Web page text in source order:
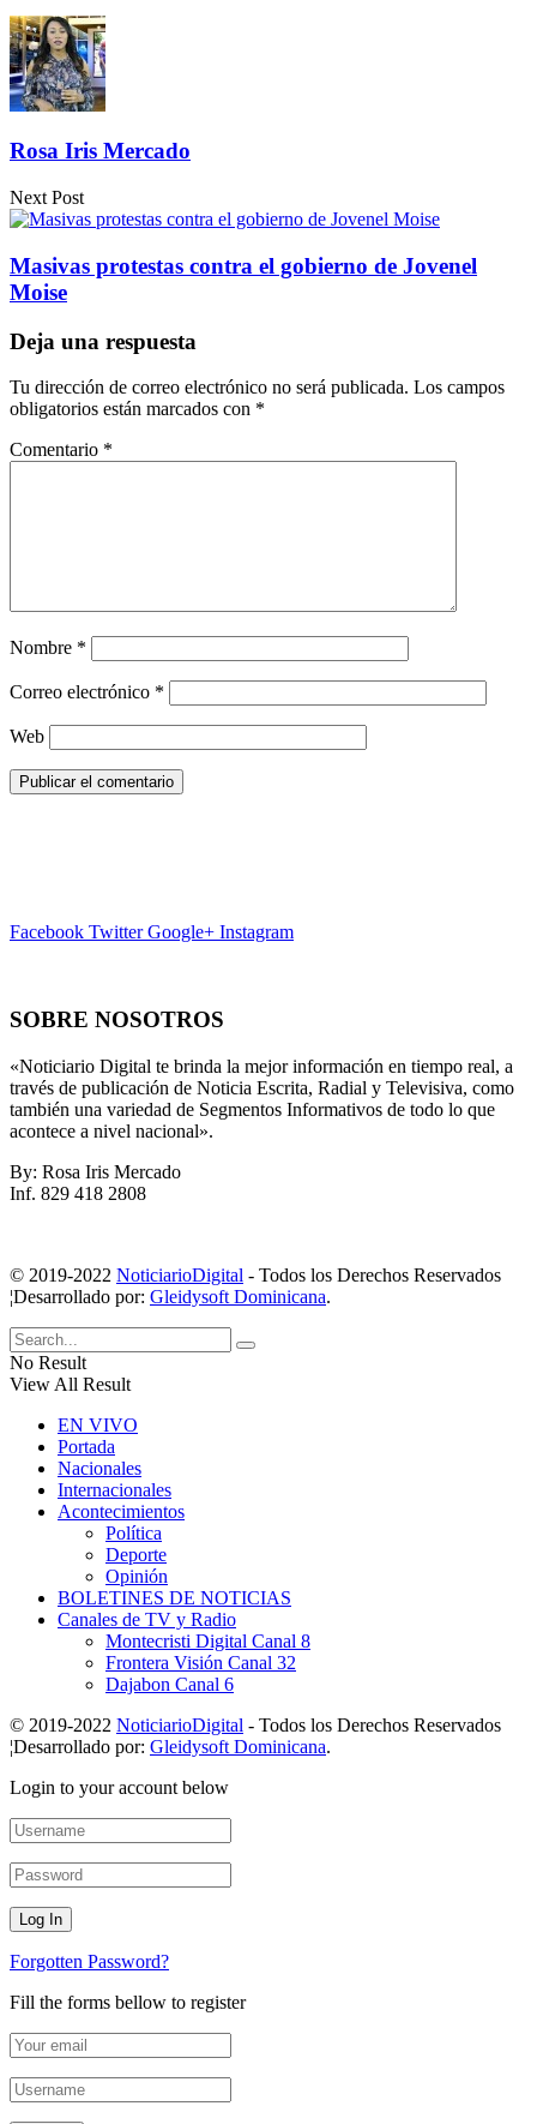
Compartir
Rosa Iris Mercado
Next Post
Masivas protestas contra el gobierno de Jovenel
Moise
Deja una respuesta
Tu dirección de correo electrónico no será publicada. Los campos
obligatorios están marcados con *
Comentario *
Nombre *
Correo electrónico *
Web
Facebook Twitter Google+ Instagram
SOBRE NOSOTROS
«Noticiario Digital te brinda la mejor información en tiempo real, a
través de publicación de Noticia Escrita, Radial y Televisiva, como
también una variedad de Segmentos Informativos de todo lo que
acontece a nivel nacional».
By: Rosa Iris Mercado
Inf. 829 418 2808
© 2019-2022 NoticiarioDigital - Todos los Derechos Reservados
¦Desarrollado por: Gleidysoft Dominicana.
No Result
View All Result
EN VIVO
Portada
Nacionales
Internacionales
Acontecimientos
Política
Deporte
Opinión
BOLETINES DE NOTICIAS
Canales de TV y Radio
Montecristi Digital Canal 8
Frontera Visión Canal 32
Dajabon Canal 6
© 2019-2022 NoticiarioDigital - Todos los Derechos Reservados
¦Desarrollado por: Gleidysoft Dominicana.
Login to your account below
Forgotten Password?
Fill the forms bellow to register